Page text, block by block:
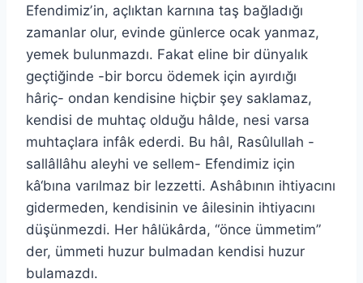
Efendimizʼin, açlıktan karnına taş bağladığı
zamanlar olur, evinde günlerce ocak yanmaz,
yemek bulunmazdı. Fakat eline bir dünyalık
geçtiğinde -bir borcu ödemek için ayırdığı
hâriç- ondan kendisine hiçbir şey saklamaz,
kendisi de muhtaç olduğu hâlde, nesi varsa
muhtaçlara infâk ederdi. Bu hâl, Rasûlullah -
sallâllâhu aleyhi ve sellem- Efendimiz için
kâ‘bına varılmaz bir lezzetti. Ashâbının ihtiyacını
gidermeden, kendisinin ve âilesinin ihtiyacını
düşünmezdi. Her hâlükârda, “önce ümmetim”
der, ümmeti huzur bulmadan kendisi huzur
bulamazdı.